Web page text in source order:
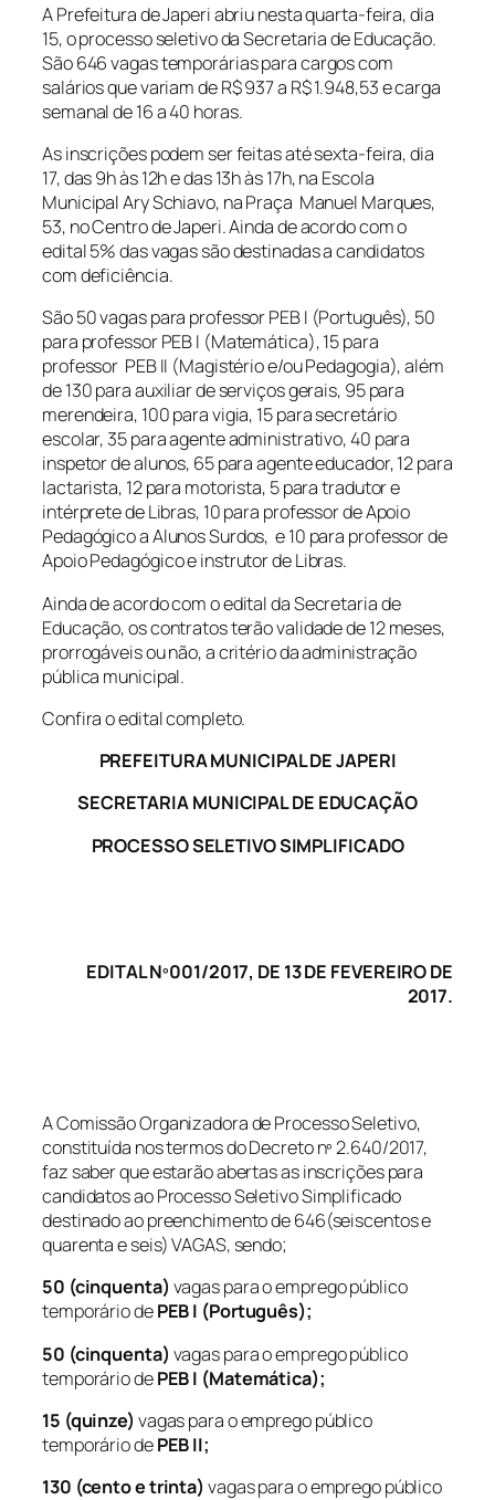
A Prefeitura de Japeri abriu nesta quarta-feira, dia
15, o processo seletivo da Secretaria de Educação.
São 646 vagas temporárias para cargos com
salários que variam de R$ 937 a R$ 1.948,53 e carga
semanal de 16 a 40 horas.
As inscrições podem ser feitas até sexta-feira, dia
17, das 9h às 12h e das 13h às 17h, na Escola
Municipal Ary Schiavo, na Praça Manuel Marques,
53, no Centro de Japeri. Ainda de acordo com o
edital 5% das vagas são destinadas a candidatos
com deficiência.
São 50 vagas para professor PEB I (Português), 50
para professor PEB I (Matemática), 15 para
professor PEB II (Magistério e/ou Pedagogia), além
de 130 para auxiliar de serviços gerais, 95 para
merendeira, 100 para vigia, 15 para secretário
escolar, 35 para agente administrativo, 40 para
inspetor de alunos, 65 para agente educador, 12 para
lactarista, 12 para motorista, 5 para tradutor e
intérprete de Libras, 10 para professor de Apoio
Pedagógico a Alunos Surdos, e 10 para professor de
Apoio Pedagógico e instrutor de Libras.
Ainda de acordo com o edital da Secretaria de
Educação, os contratos terão validade de 12 meses,
prorrogáveis ou não, a critério da administração
pública municipal.
Confira o edital completo.
PREFEITURA MUNICIPAL DE JAPERI
SECRETARIA MUNICIPAL DE EDUCAÇÃO
PROCESSO SELETIVO SIMPLIFICADO
EDITAL Nº001/2017, DE 13 DE FEVEREIRO DE
2017.
A Comissão Organizadora de Processo Seletivo,
constituída nos termos do Decreto nº 2.640/2017,
faz saber que estarão abertas as inscrições para
candidatos ao Processo Seletivo Simplificado
destinado ao preenchimento de 646(seiscentos e
quarenta e seis) VAGAS, sendo;
50 (cinquenta) vagas para o emprego público
temporário dePEB I (Português);
50 (cinquenta) vagas para o emprego público
temporário dePEB I (Matemática);
15 (quinze) vagas para o emprego público
temporário dePEB II;
130 (cento e trinta) vagas para o emprego público